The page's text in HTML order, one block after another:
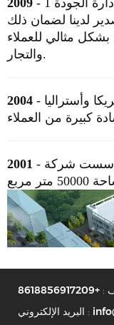
لدينا لضمان ذلك
مثالي للعملاء
والتجار.
2004 - بدأنا في تصدير سلع مثل كندا وأمريكا وأستراليا
2001 - تأسست شركة YALIG وتم الانتهاء من أول مصنع لنا
:
+8618856917209
البريد الإلكتروني :